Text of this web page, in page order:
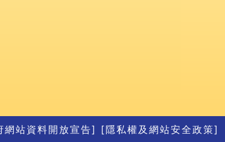
網站資料開放宣告] [隱私權及網站安全政策]